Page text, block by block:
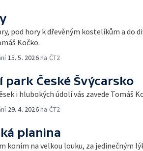
pod hory k dřevěným kostelíkům a do
Kočko.
15. 5. 2026na ČT2
park České Švýcarsko
i hlubokých údolí vás zavede Tomáš
29. 4. 2026na ČT2
planina
koním na velkou louku, za jedinečným